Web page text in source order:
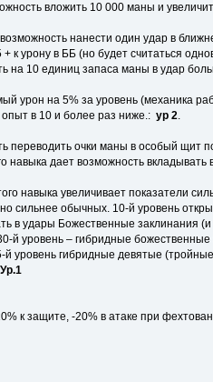
вложить 10 000 маны и
нанести один удар в
к урону в ББ (но будет считаться
на 10 единиц запаса маны в удар
урон на 5% за уровень (механика
опыт в 10 и более раз ниже.:ур 2.
переводить очки маны в особый щит
навыка дает возможность
навыка увеличивает показатели
сильнее обычных. 10-й уровень
в удары Божественные заклинания
й уровень – гибридные
уровень гибридные девятые
Ур.1
к защите, -20% в атаке при